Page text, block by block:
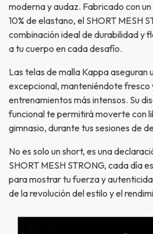
moderna y audaz. Fabricado con
10% de elastano, el SHORT MESH
combinación ideal de durabilidad y
a tu cuerpo en cada desafío.
Las telas de malla Kappa aseguran
excepcional, manteniéndote fresco
entrenamientos más intensos. Su
funcional te permitirá moverte con
gimnasio, durante tus sesiones de
No es solo un short, es una
SHORT MESH STRONG, cada día
para mostrar tu fuerza y
de la revolución del estilo y el